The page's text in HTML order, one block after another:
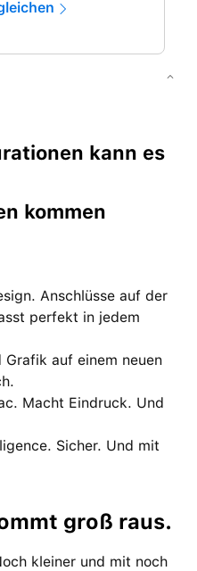
kann es
kommen
Anschlüsse auf der
perfekt in jedem
Grafik auf einem neuen
Macht Eindruck. Und
Sicher. Und mit
groß raus.
kleiner und mit noch